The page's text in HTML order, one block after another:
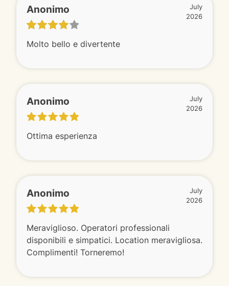
Anonimo
July
2026
Molto bello e divertente
Anonimo
July
2026
Ottima esperienza
Anonimo
July
2026
Meraviglioso. Operatori professionali
disponibili e simpatici. Location meravigliosa.
Complimenti! Torneremo!